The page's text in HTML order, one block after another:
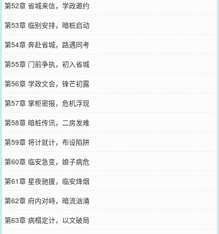
第52章 省城来信，学政邀约
第53章 临别安排，暗桩启动
第54章 奔赴省城，路遇同考
第55章 门前争执，初入省城
第56章 学政文会，锋芒初露
第57章 掌柜密报，危机浮现
第58章 暗桩传讯，二房发难
第59章 将计就计，布设陷阱
第60章 临安急变，娘子病危
第61章 星夜驰援，临安烽烟
第62章 府内对峙，暗流汹涌
第63章 病榻定计，以文破局